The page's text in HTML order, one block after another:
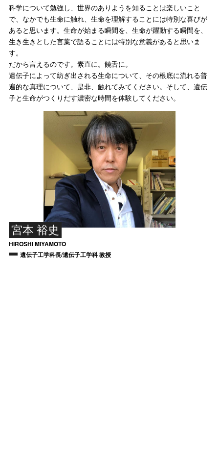
科学について勉強し、世界のありようを知ることは楽しいこと
で、なかでも生命に触れ、生命を理解することには特別な喜びが
あると思います。生命が始まる瞬間を、生命が躍動する瞬間を、
生き生きとした言葉で語ることには特別な意義があると思いま
す。
だから言えるのです。素直に。饒舌に。
遺伝子によって紡ぎ出される生命について、その根底に流れる普
遍的な真理について、是非、触れてみてください。そして、遺伝
子と生命がつくりだす濃密な時間を体験してください。
宮本 裕史
HIROSHI MIYAMOTO
遺伝子工学科長/遺伝子工学科 教授